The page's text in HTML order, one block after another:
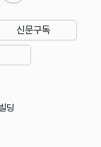
신문구독
딩